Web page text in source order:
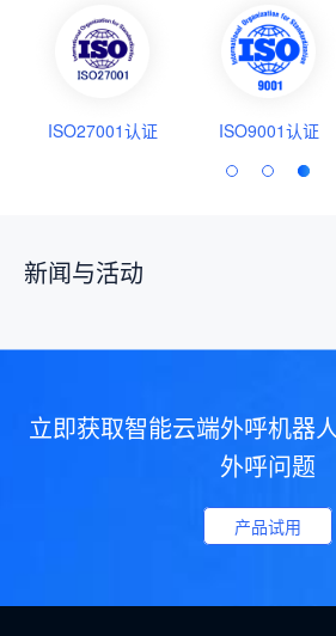
ISO27001认证 ISO9001认证
新闻与活动
立即获取智能云端外呼机器
外呼问题
产品试用